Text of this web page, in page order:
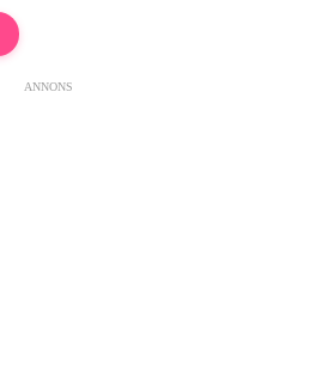
ANNONS